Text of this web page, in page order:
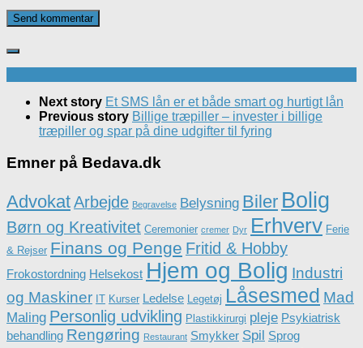
Next story Et SMS lån er et både smart og hurtigt lån
Previous story Billige træpiller – invester i billige
træpiller og spar på dine udgifter til fyring
Emner på Bedava.dk
AdvokatArbejde Begravelse Belysning Biler Bolig
Børn og Kreativitet Ceremonier cremer Dyr Erhverv Ferie
& Rejser Finans og Penge Fritid & Hobby
Frokostordning Helsekost Hjem og Bolig Industri
og Maskiner IT Kurser Ledelse Legetøj Låsesmed Mad
Maling Personlig udvikling Plastikkirurgi pleje Psykiatrisk
behandling Rengøring Restaurant Smykker Spil Sprog